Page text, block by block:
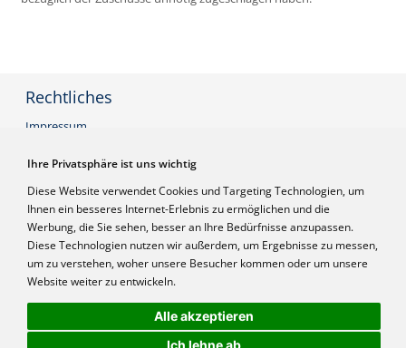
Ihre Privatsphäre ist uns wichtig
Diese Website verwendet Cookies und Targeting Technologien, um
Ihnen ein besseres Internet-Erlebnis zu ermöglichen und die
Werbung, die Sie sehen, besser an Ihre Bedürfnisse anzupassen.
Diese Technologien nutzen wir außerdem, um Ergebnisse zu messen,
um zu verstehen, woher unsere Besucher kommen oder um unsere
Website weiter zu entwickeln.
Alle akzeptieren
Ich lehne ab
Rechtliches
Impressum
Datenschutzerklärung
Infos
Frage stellen
Login